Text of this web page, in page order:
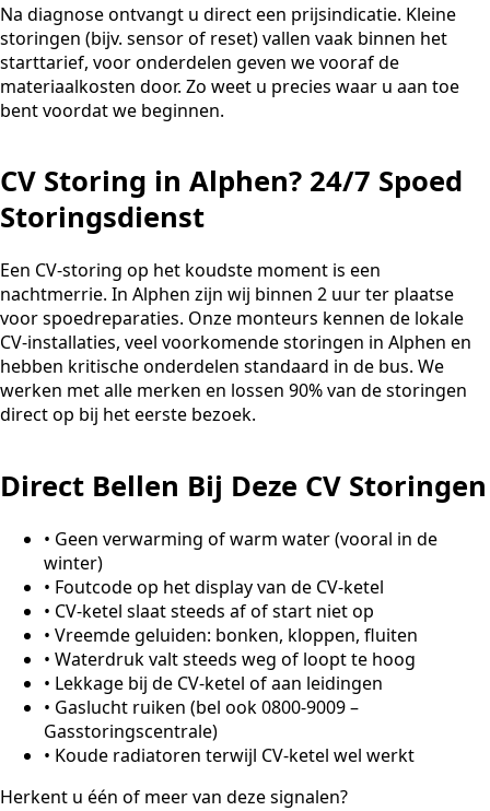
Na diagnose ontvangt u direct een prijsindicatie. Kleine
storingen (bijv. sensor of reset) vallen vaak binnen het
starttarief, voor onderdelen geven we vooraf de
materiaalkosten door. Zo weet u precies waar u aan toe
bent voordat we beginnen.
CV Storing in Alphen? 24/7 Spoed
Storingsdienst
Een CV-storing op het koudste moment is een
nachtmerrie. In Alphen zijn wij binnen 2 uur ter plaatse
voor spoedreparaties. Onze monteurs kennen de lokale
CV-installaties, veel voorkomende storingen in Alphen en
hebben kritische onderdelen standaard in de bus. We
werken met alle merken en lossen 90% van de storingen
direct op bij het eerste bezoek.
Direct Bellen Bij Deze CV Storingen
• Geen verwarming of warm water (vooral in de
winter)
• Foutcode op het display van de CV-ketel
• CV-ketel slaat steeds af of start niet op
• Vreemde geluiden: bonken, kloppen, fluiten
• Waterdruk valt steeds weg of loopt te hoog
• Lekkage bij de CV-ketel of aan leidingen
• Gaslucht ruiken (bel ook 0800-9009 –
Gasstoringscentrale)
• Koude radiatoren terwijl CV-ketel wel werkt
Herkent u één of meer van deze signalen?